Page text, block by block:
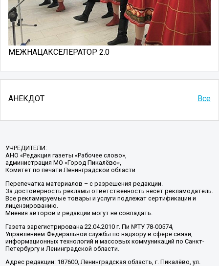
МЕЖНАЦАКСЕЛЕРАТОР 2.0
АНЕКДОТ Все
УЧРЕДИТЕЛИ:
АНО «Редакция газеты «Рабочее слово»,
администрация МО «Город Пикалёво»,
Комитет по печати Ленинградской области
Перепечатка материалов – с разрешения редакции.
За достоверность рекламы ответственность несёт рекламодатель.
Все рекламируемые товары и услуги подлежат сертификации и
лицензированию.
Мнения авторов и редакции могут не совпадать.
Газета зарегистрирована 22.04.2010 г. Пи №ТУ 78-00574,
Управлением Федеральной службы по надзору в сфере связи,
информационных технологий и массовых коммуникаций по Санкт-
Петербургу и Ленинградской области.
Адрес редакции: 187600, Ленинградская область, г. Пикалёво, ул.